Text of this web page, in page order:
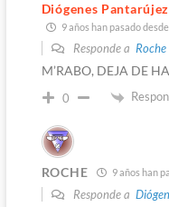
Diógenes Pantarújez
9 años han pasado
Responde a Roche
M’RABO, DEJA DE
0
ROCHE 9 años han
Responde a